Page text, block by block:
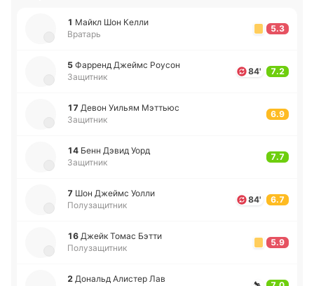
1 Майкл Шон Келли
Вратарь
5.3
5 Фа­рренд Джеймс Роусон
Защитник
84' 7.2
17 Девон Уильям Мэ­ттьюс
Защитник
6.9
14 Бенн Дэвид Уорд
Защитник
7.7
7 Шон Джеймс Уолли
Полузащитник
84' 6.7
16 Джейк Томас Бэтти
Полузащитник
5.9
2 До­нальд Али­стер Лав